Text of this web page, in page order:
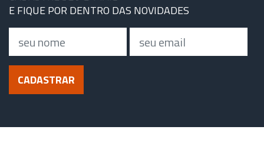
E FIQUE POR DENTRO DAS NOVIDADES
CADASTRAR